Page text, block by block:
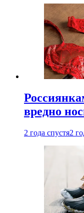
вредно
2 года спустя2